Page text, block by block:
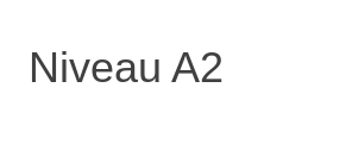
Niveau A2